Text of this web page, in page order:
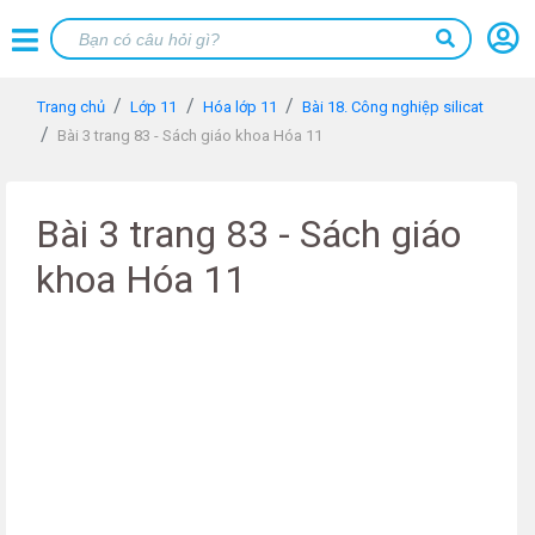
Trang chủ Lớp 11 Hóa lớp 11
Bài 18. Công nghiệp silicat
Bài 3 trang 83 - Sách giáo khoa Hóa 11
Bài 3 trang 83 - Sách giáo
khoa Hóa 11